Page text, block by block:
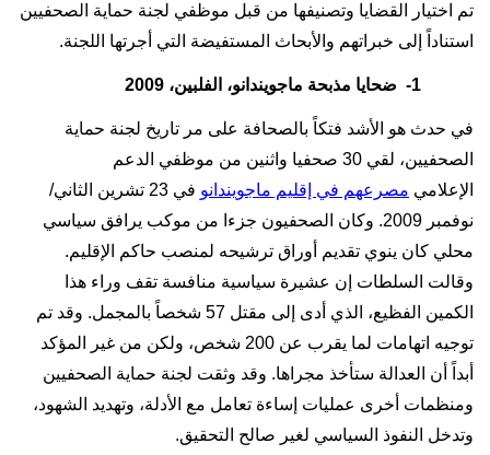
تم اختيار القضايا وتصنيفها من قبل موظفي لجنة حماية الصحفيين
استناداً إلى خبراتهم والأبحاث المستفيضة التي أجرتها اللجنة.
1- ضحايا مذبحة ماجويندانو، الفلبين، 2009
في حدث هو الأشد فتكاً بالصحافة على مر تاريخ لجنة حماية
الصحفيين، لقي 30 صحفيا واثنين من موظفي الدعم
الإعلامي مصرعهم في إقليم ماجويندانو
في 23 تشرين الثاني/
نوفمبر 2009. وكان الصحفيون جزءا من موكب يرافق سياسي
محلي كان ينوي تقديم أوراق ترشيحه لمنصب حاكم الإقليم.
وقالت السلطات إن عشيرة سياسية منافسة تقف وراء هذا
الكمين الفظيع، الذي أدى إلى مقتل 57 شخصاً بالمجمل. وقد تم
توجيه اتهامات لما يقرب عن 200 شخص، ولكن من غير المؤكد
أبداً أن العدالة ستأخذ مجراها. وقد وثقت لجنة حماية الصحفيين
ومنظمات أخرى عمليات إساءة تعامل مع الأدلة، وتهديد الشهود،
وتدخل النفوذ السياسي لغير صالح التحقيق.